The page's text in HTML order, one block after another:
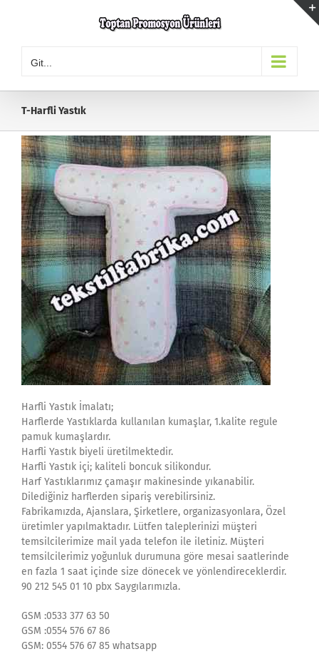
Git...
T-Harfli Yastık
Harfli Yastık İmalatı;
Harflerde Yastıklarda kullanılan kumaşlar, 1.kalite regule
pamuk kumaşlardır.
Harfli Yastık biyeli üretilmektedir.
Harfli Yastık içi; kaliteli boncuk silikondur.
Harf Yastıklarımız çamaşır makinesinde yıkanabilir.
Dilediğiniz harflerden sipariş verebilirsiniz.
Fabrikamızda, Ajanslara, Şirketlere, organizasyonlara, Özel
üretimler yapılmaktadır. Lütfen taleplerinizi müşteri
temsilcilerimize mail yada telefon ile iletiniz. Müşteri
temsilcilerimiz yoğunluk durumuna göre mesai saatlerinde
en fazla 1 saat içinde size dönecek ve yönlendireceklerdir.
90 212 545 01 10 pbx Saygılarımızla.
GSM :0533 377 63 50
GSM :0554 576 67 86
GSM: 0554 576 67 85 whatsapp